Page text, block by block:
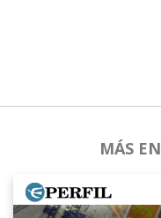
MÁS EN